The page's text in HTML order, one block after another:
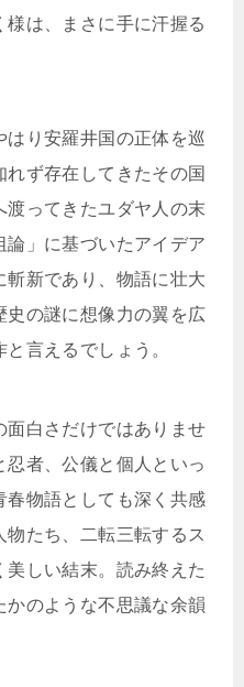
は、まさに手に汗握る
り安羅井国の正体を巡
ず存在してきたその国
ってきたユダヤ人の末
」に基づいたアイデア
新であり、物語に壮大
史の謎に想像力の翼を広
言えるでしょう。
面白さだけではありませ
者、公儀と個人といっ
春物語としても深く共感
たち、二転三転するス
美しい結末。読み終えた
のような不思議な余韻